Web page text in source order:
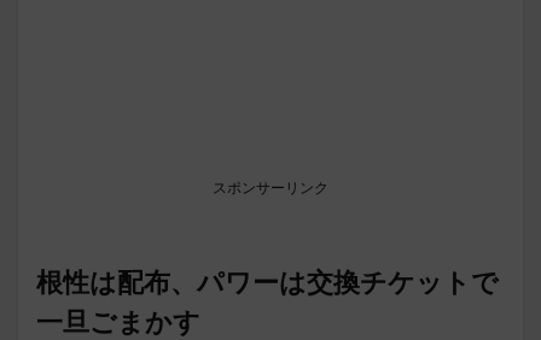
スポンサーリンク
根性は配布、パワーは交換チケットで
一旦ごまかす